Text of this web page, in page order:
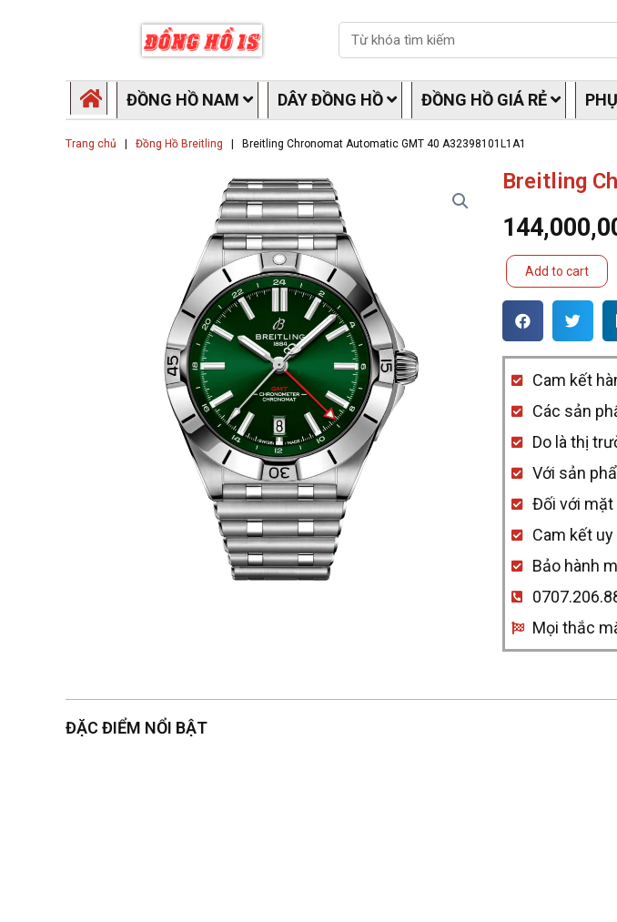
Search
ĐỒNG HỒ NAM DÂY ĐỒNG HỒ ĐỒNG HỒ GIÁ RẺ
Trang chủ Đồng Hồ Breitling Breitling Chronomat Automatic GMT 40 A32398101L1A1
Breitling
Breitling
Chronomat
Automatic
GMT
40
quantity
Add to cart
Cam kết
Các sản
Do là thị
Với sản
Đối với mặt
Cam kết
Bảo hành
Mọi thắc
ĐẶC ĐIỂM NỔI BẬT